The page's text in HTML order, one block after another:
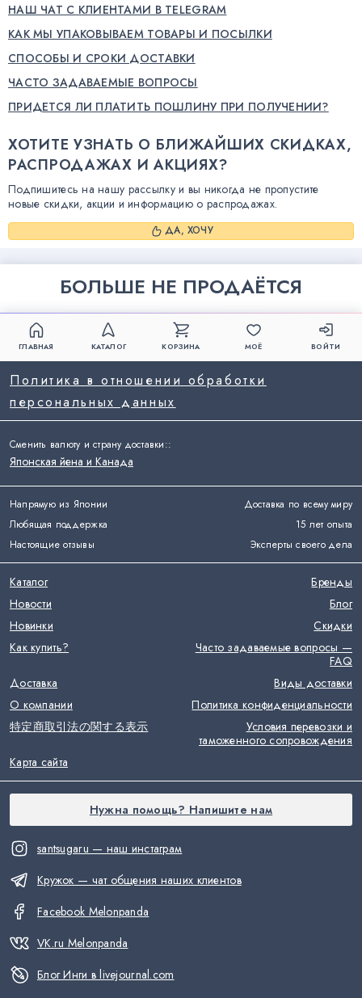
НАШ ЧАТ С КЛИЕНТАМИ В TELEGRAM
КАК МЫ УПАКОВЫВАЕМ ТОВАРЫ И ПОСЫЛКИ
СПОСОБЫ И СРОКИ ДОСТАВКИ
ЧАСТО ЗАДАВАЕМЫЕ ВОПРОСЫ
ПРИДЕТСЯ ЛИ ПЛАТИТЬ ПОШЛИНУ ПРИ ПОЛУЧЕНИИ?
ХОТИТЕ УЗНАТЬ О БЛИЖАЙШИХ СКИДКАХ,
РАСПРОДАЖАХ И АКЦИЯХ?
Подпишитесь на нашу рассылку и вы никогда не пропустите
новые скидки, акции и информацию о распродажах.
ДА, ХОЧУ
БОЛЬШЕ НЕ ПРОДАЁТСЯ
ГЛАВНАЯ КАТАЛОГ КОРЗИНА МОЁ ВОЙТИ
Напрямую из Японии
Доставка по всему миру
Любящая поддержка
15 лет опыта
Настоящие отзывы
Эксперты своего дела
santsugaru — наш инстаграм
Кружок — чат общения наших клиентов
Facebook Melonpanda
VK.ru Melonpanda
Блог Инги в livejournal.com
Политика в отношении обработки
персональных данных
Каталог
Бренды
Новости
Блог
Новинки
Скидки
Как купить?
Часто задаваемые вопросы —
FAQ
Доставка
Виды доставки
О компании
Политика конфиденциальности
特定商取引法の関する表示
Условия перевозки и
таможенного сопровождения
Карта сайта
Сменить валюту и страну доставки::
Японская йена и Канада
Нужна помощь? Напишите нам